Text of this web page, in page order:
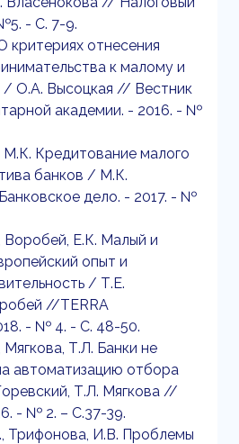
- С. 7-9.
критериях отнесения
к малому и
/ О.А. Высоцкая // Вестник
академии. - 2016. - №
Кредитование малого
банков / М.К.
дело. - 2017. - №
Воробей, Е.К. Малый и
опыт и
/ Т.Е.
//ТЕRRА
- № 4. - С. 48-50.
Мягкова, Т.Л. Банки не
автоматизацию отбора
Т.Л. Мягкова //
- № 2. – С.37-39.
Трифонова, И.В. Проблемы